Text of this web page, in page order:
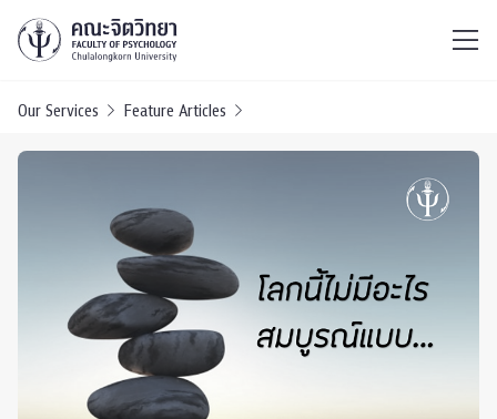
Our Services Feature Articles